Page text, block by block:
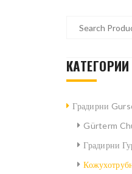
Градирни
Gürterm
Градирни